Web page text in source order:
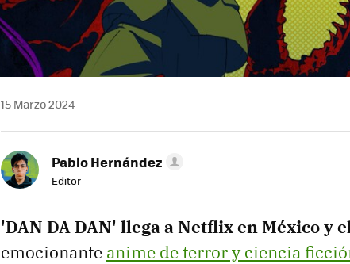
15 Marzo 2024
Pablo Hernández
Editor
'DAN DA DAN' llega a Netflix en México y
emocionante anime de terror y ciencia